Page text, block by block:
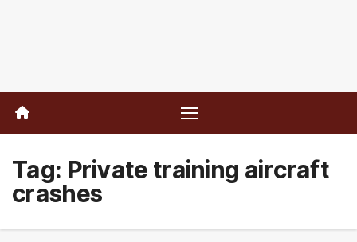
Tag: Private training aircraft
crashes